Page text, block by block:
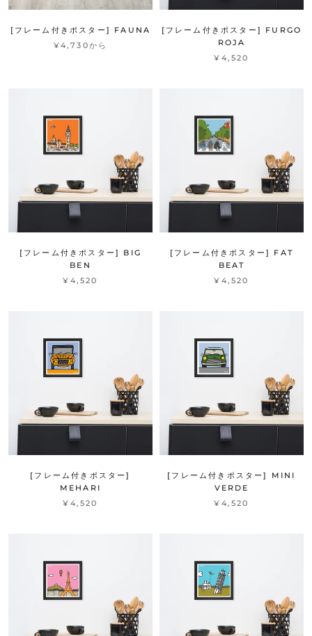
[フレーム付きポスター] FAUNA
¥4,730から
[フレーム付きポスター] FURGO
ROJA
¥4,520
[フレーム付きポスター] BIG
BEN
¥4,520
[フレーム付きポスター] FAT
BEAT
¥4,520
[フレーム付きポスター]
MEHARI
¥4,520
[フレーム付きポスター] MINI
VERDE
¥4,520